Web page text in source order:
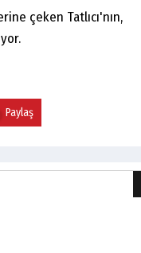
çeken Tatlıcı'nın,
Paylaş